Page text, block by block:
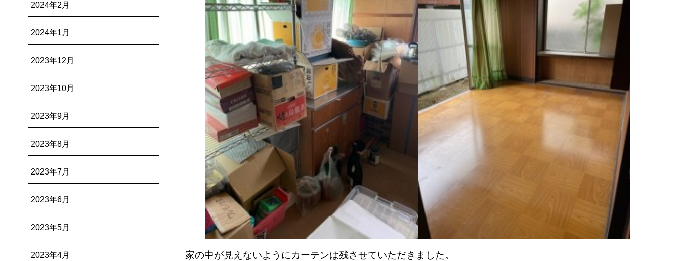
2024年2月
2024年1月
2023年12月
2023年10月
2023年9月
2023年8月
2023年7月
2023年6月
2023年5月
2023年4月 家の中が見えないようにカーテンは残させていただきました。